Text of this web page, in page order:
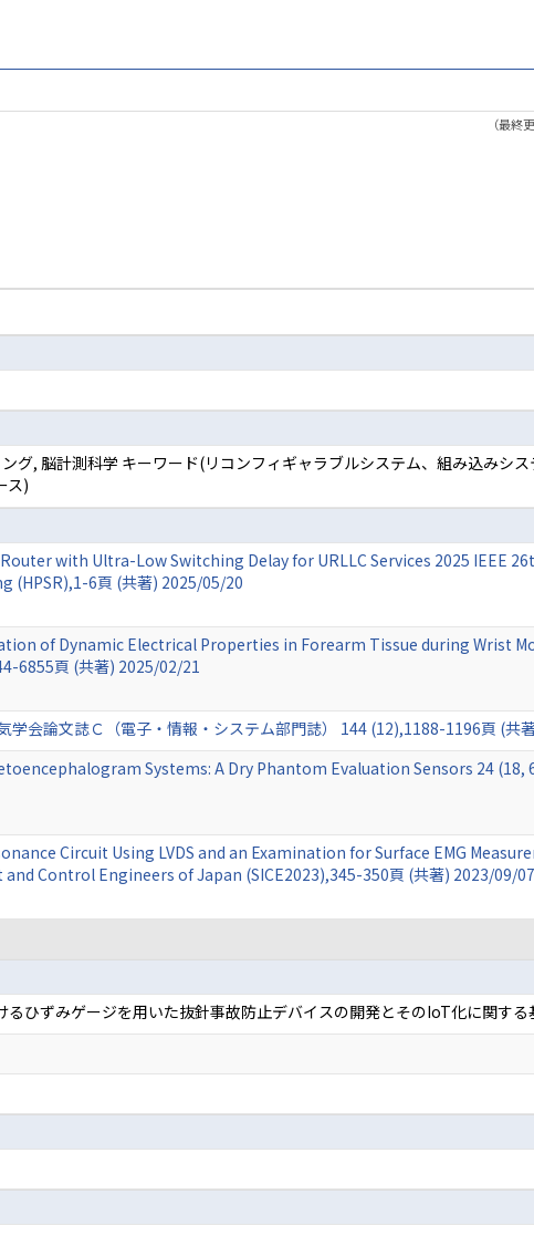
（最終
グ, 脳計測科学 キーワード(リコンフィギャラブルシステム、組み込みシ
ス)
with Ultra-Low Switching Delay for URLLC Services 2025 IEEE
6頁 (共著) 2025/05/20
of Dynamic Electrical Properties in Forearm Tissue during Wrist
6855頁 (共著) 2025/02/21
学会論文誌Ｃ（電子・情報・システム部門誌） 144 (12),1188-1196頁 (共
Systems: A Dry Phantom Evaluation Sensors 24 (18,
Circuit Using LVDS and an Examination for Surface EMG
Control Engineers of Japan (SICE2023),345-350頁 (共著) 2023/09/07
ひずみゲージを用いた抜針事故防止デバイスの開発とそのIoT化に関する